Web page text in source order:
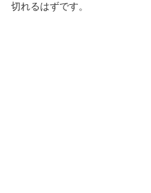
切れるはずです。